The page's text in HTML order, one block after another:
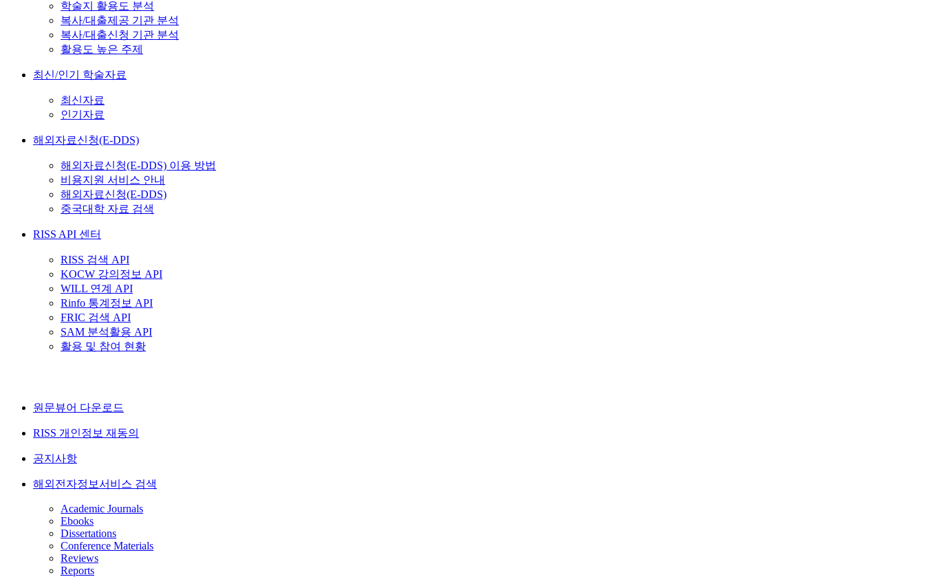
학술지 활용도 분석
복사/대출제공 기관 분석
복사/대출신청 기관 분석
활용도 높은 주제
최신/인기 학술자료
최신자료
인기자료
해외자료신청(E-DDS)
해외자료신청(E-DDS) 이용 방법
비용지원 서비스 안내
해외자료신청(E-DDS)
중국대학 자료 검색
RISS API 센터
RISS 검색 API
KOCW 강의정보 API
WILL 연계 API
Rinfo 통계정보 API
FRIC 검색 API
SAM 분석활용 API
활용 및 참여 현황
원문뷰어 다운로드
RISS 개인정보 재동의
공지사항
해외전자정보서비스 검색
Academic Journals
Ebooks
Dissertations
Conference Materials
Reviews
Reports